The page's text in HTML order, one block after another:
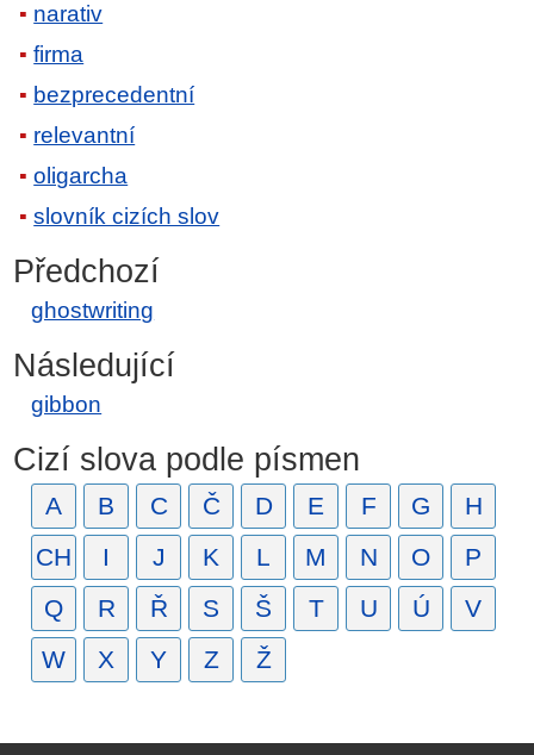
narativ
firma
bezprecedentní
relevantní
oligarcha
slovník cizích slov
Předchozí
ghostwriting
Následující
gibbon
Cizí slova podle písmen
A B C Č D E F G
H
CH
I J K L M N O
P
Q
R Ř S Š T U Ú
V
W
X Y Z Ž